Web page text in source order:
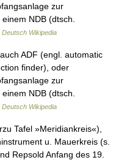
zur
NDB (dtsch.
Deutsch Wikipedia
ADF (engl. automatic
finder), oder
zur
NDB (dtsch.
Deutsch Wikipedia
Tafel »Meridiankreis«),
u. Mauerkreis (s.
Repsold Anfang des 19.